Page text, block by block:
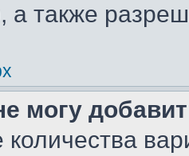
а также
могу